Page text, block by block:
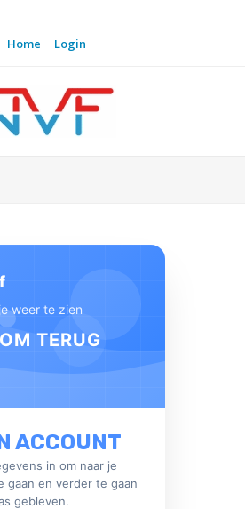
Home Login
weer te zien
TERUG
ACCOUNT
in om naar je
gaan en verder te gaan
gebleven.